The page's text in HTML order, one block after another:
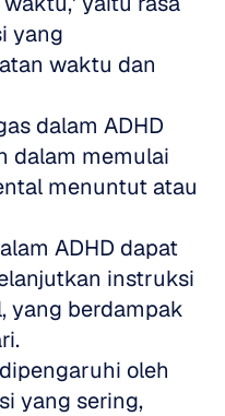
yang
waktu dan
dalam ADHD
dalam memulai
menuntut atau
ADHD dapat
instruksi
yang berdampak
oleh
yang sering,